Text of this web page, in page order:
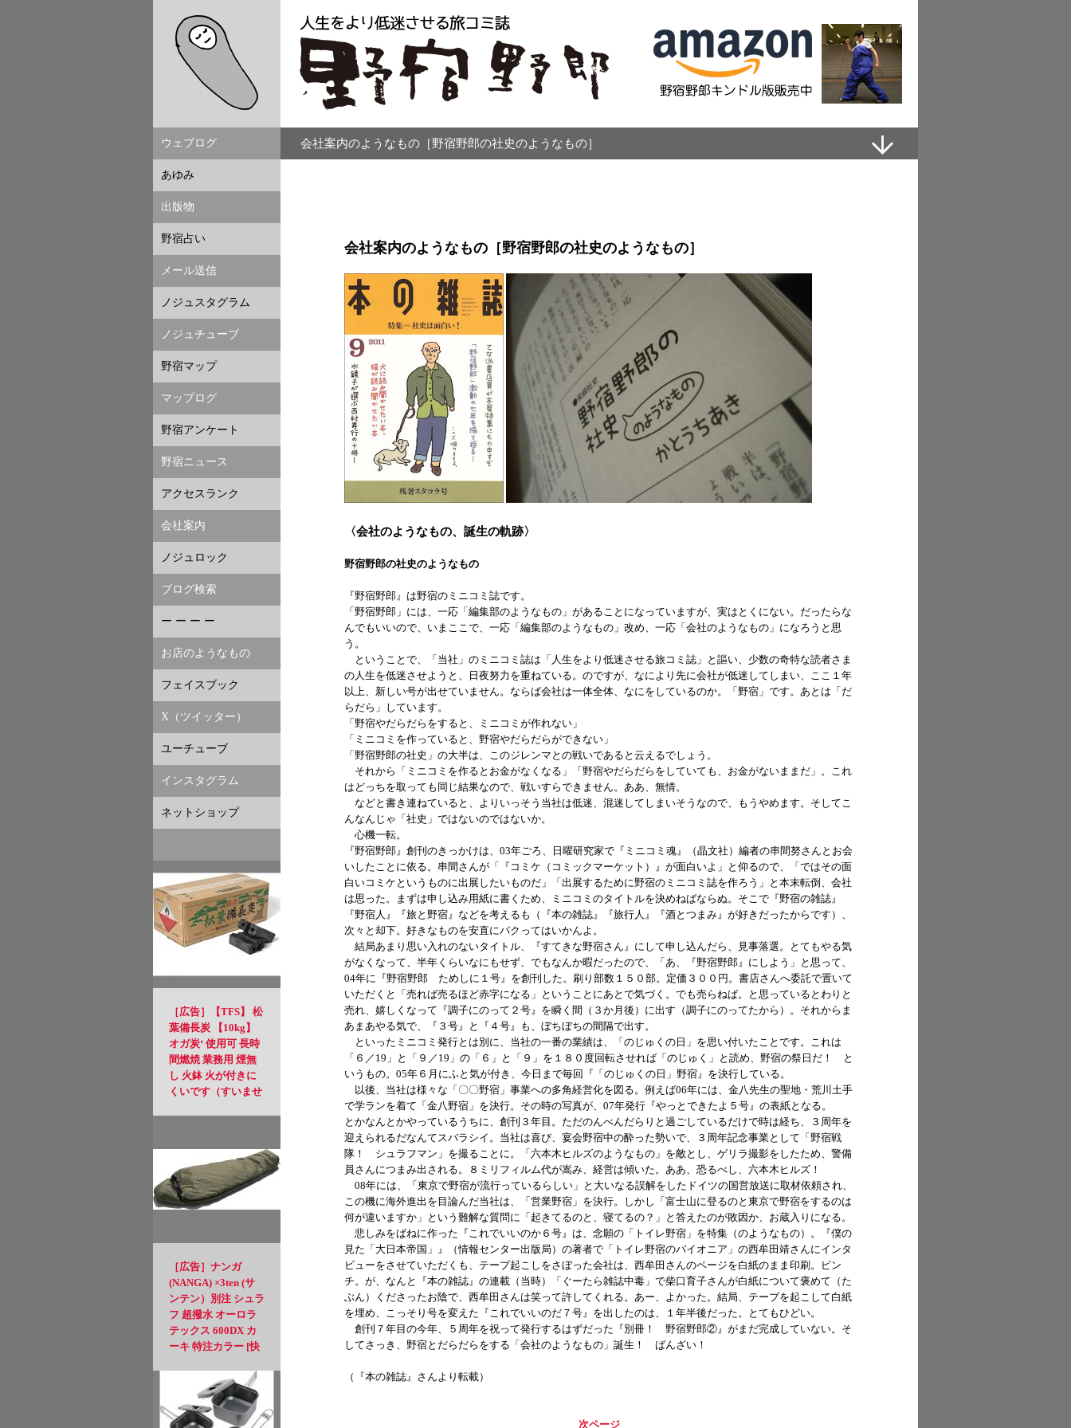
ウェブログ
あゆみ
出版物
野宿占い
メール送信
ノジュスタグラム
ノジュチューブ
野宿マップ
マップログ
野宿アンケート
野宿ニュース
アクセスランク
会社案内
ノジュロック
ブログ検索
ー ー ー ー
お店のようなもの
フェイスブック
X（ツイッター）
ユーチューブ
インスタグラム
ネットショップ
［広告］【TFS】 松
葉備長炭 【10kg】
オガ炭‘ 使用可 長時
間燃焼 業務用 煙無
し 火鉢 火が付きに
くいです（すいませ
［広告］ナンガ
(NANGA) ×3ten (サ
ンテン）別注 シュラ
フ 超撥水 オーロラ
テックス 600DX カ
ーキ 特注カラー [快
ら[使用可能限界温
度] -11℃
会社案内のようなもの［野宿野郎の社史のようなもの］
会社案内のようなもの［野宿野郎の社史のようなもの］
〈会社のようなもの、誕生の軌跡〉
野宿野郎の社史のようなもの
『野宿野郎』は野宿のミニコミ誌です。
「野宿野郎」には、一応「編集部のようなもの」があることになっていますが、実はとくにない。だったらな
んでもいいので、いまここで、一応「編集部のようなもの」改め、一応「会社のようなもの」になろうと思
う。
ということで、「当社」のミニコミ誌は「人生をより低迷させる旅コミ誌」と謳い、少数の奇特な読者さま
の人生を低迷させようと、日夜努力を重ねている。のですが、なにより先に会社が低迷してしまい、ここ１年
以上、新しい号が出せていません。ならば会社は一体全体、なにをしているのか。「野宿」です。あとは「だ
らだら」しています。
「野宿やだらだらをすると、ミニコミが作れない」
「ミニコミを作っていると、野宿やだらだらができない」
「野宿野郎の社史」の大半は、このジレンマとの戦いであると云えるでしょう。
それから「ミニコミを作るとお金がなくなる」「野宿やだらだらをしていても、お金がないままだ」。これ
はどっちを取っても同じ結果なので、戦いすらできません。ああ、無情。
などと書き連ねていると、よりいっそう当社は低迷、混迷してしまいそうなので、もうやめます。そしてこ
んなんじゃ「社史」ではないのではないか。
心機一転。
『野宿野郎』創刊のきっかけは、03年ごろ、日曜研究家で『ミニコミ魂』（晶文社）編者の串間努さんとお会
いしたことに依る。串間さんが「『コミケ（コミックマーケット）』が面白いよ」と仰るので、「ではその面
白いコミケというものに出展したいものだ」「出展するために野宿のミニコミ誌を作ろう」と本末転倒、会社
は思った。まずは申し込み用紙に書くため、ミニコミのタイトルを決めねばならぬ。そこで『野宿の雑誌』
『野宿人』『旅と野宿』などを考えるも（『本の雑誌』『旅行人』『酒とつまみ』が好きだったからです）、
次々と却下。好きなものを安直にパクってはいかんよ。
結局あまり思い入れのないタイトル、『すてきな野宿さん』にして申し込んだら、見事落選。とてもやる気
がなくなって、半年くらいなにもせず、でもなんか暇だったので、「あ、『野宿野郎』にしよう」と思って、
04年に『野宿野郎 ためしに１号』を創刊した。刷り部数１５０部。定価３００円。書店さんへ委託で置いて
いただくと「売れば売るほど赤字になる」ということにあとで気づく。でも売らねば。と思っているとわりと
売れ、嬉しくなって『調子にのって２号』を瞬く間（３か月後）に出す（調子にのってたから）。それからま
あまあやる気で、『３号』と『４号』も、ぼちぼちの間隔で出す。
といったミニコミ発行とは別に、当社の一番の業績は、「のじゅくの日」を思い付いたことです。これは
「６／19」と「９／19」の「６」と「９」を１８０度回転させれば「のじゅく」と読め、野宿の祭日だ！ と
いうもの。05年６月にふと気が付き、今日まで毎回『「のじゅくの日」野宿』を決行している。
以後、当社は様々な「〇〇野宿」事業への多角経営化を図る。例えば06年には、金八先生の聖地・荒川土手
で学ランを着て「金八野宿」を決行。その時の写真が、07年発行『やっとできたよ５号』の表紙となる。
とかなんとかやっているうちに、創刊３年目。ただのんべんだらりと過ごしているだけで時は経ち、３周年を
迎えられるだなんてスバラシイ。当社は喜び、宴会野宿中の酔った勢いで、３周年記念事業として「野宿戦
隊！ シュラフマン」を撮ることに。「六本木ヒルズのようなもの」を敵とし、ゲリラ撮影をしたため、警備
員さんにつまみ出される。８ミリフィルム代が嵩み、経営は傾いた。ああ、恐るべし、六本木ヒルズ！
08年には、「東京で野宿が流行っているらしい」と大いなる誤解をしたドイツの国営放送に取材依頼され、
この機に海外進出を目論んだ当社は、「営業野宿」を決行。しかし「富士山に登るのと東京で野宿をするのは
何が違いますか」という難解な質問に「起きてるのと、寝てるの？」と答えたのが敗因か、お蔵入りになる。
悲しみをばねに作った『これでいいのか６号』は、念願の「トイレ野宿」を特集（のようなもの）。『僕の
見た「大日本帝国」』（情報センター出版局）の著者で「トイレ野宿のパイオニア」の西牟田靖さんにインタ
ビューをさせていただくも、テープ起こしをさぼった会社は、西牟田さんのページを白紙のまま印刷。ピン
チ。が、なんと『本の雑誌』の連載（当時）「ぐーたら雑誌中毒」で柴口育子さんが白紙について褒めて（た
ぶん）くださったお陰で、西牟田さんは笑って許してくれる。あー、よかった。結局、テープを起こして白紙
を埋め、こっそり号を変えた『これでいいのだ７号』を出したのは、１年半後だった。とてもひどい。
創刊７年目の今年、５周年を祝って発行するはずだった『別冊！ 野宿野郎②』がまだ完成していない。そ
してさっき、野宿とだらだらをする「会社のようなもの」誕生！ ばんざい！
（『本の雑誌』さんより転載）
次ページ